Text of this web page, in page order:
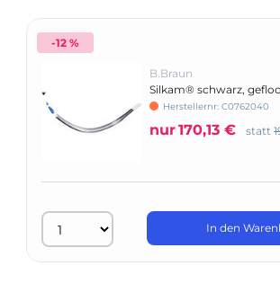
-12 %
B.Braun
Silkam® schwarz,
Nadeltyp HS 15
Herstellernr: C0762040
nur170,13 € statt
In den